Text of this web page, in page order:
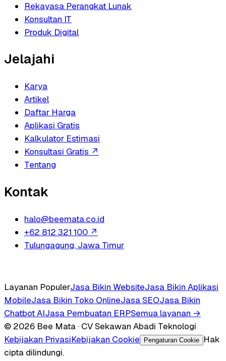
Rekayasa Perangkat Lunak
Konsultan IT
Produk Digital
Jelajahi
Karya
Artikel
Daftar Harga
Aplikasi Gratis
Kalkulator Estimasi
Konsultasi Gratis ↗
Tentang
Kontak
halo@beemata.co.id
+62 812 321 100 ↗
Tulungagung, Jawa Timur
Layanan PopulerJasa Bikin WebsiteJasa Bikin Aplikasi
MobileJasa Bikin Toko OnlineJasa SEOJasa Bikin
Chatbot AIJasa Pembuatan ERPSemua layanan →
© 2026 Bee Mata · CV Sekawan Abadi Teknologi
Kebijakan PrivasiKebijakan Cookie Pengaturan Cookie
Hak
cipta dilindungi.